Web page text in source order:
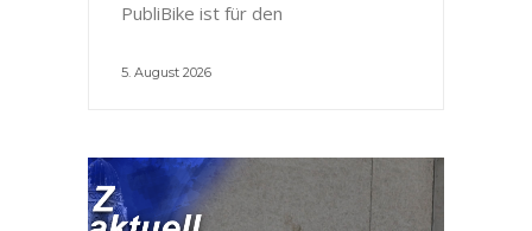
PubliBike ist für den
5. August 2026